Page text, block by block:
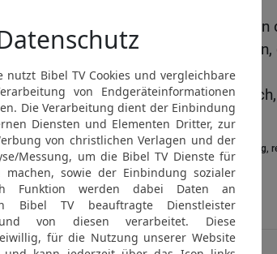
Ich bin hinabgegangen
Knospen im Tal, zu
Granatbäume blühen.
12
Mein Verlangen zog
Wagen Ammi-Nadibs.
Die Bibel nach Martin Luthers
Stuttgart